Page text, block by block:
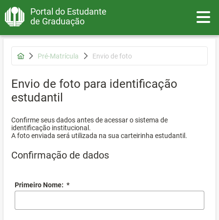
Portal do Estudante
de Graduação
Pré-Matrícula Envio de foto
Envio de foto para identificação
estudantil
Confirme seus dados antes de acessar o sistema de
identificação institucional.
A foto enviada será utilizada na sua carteirinha estudantil.
Confirmação de dados
Primeiro Nome: *